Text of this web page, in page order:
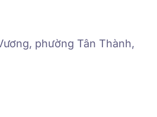
phường Tân Thành,